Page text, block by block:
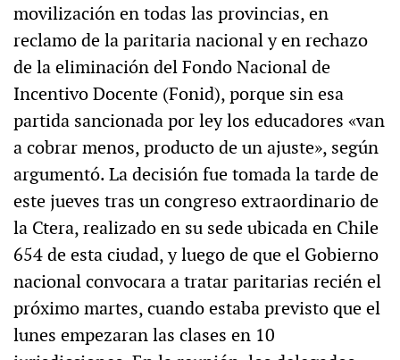
movilización en todas las provincias, en
reclamo de la paritaria nacional y en rechazo
de la eliminación del Fondo Nacional de
Incentivo Docente (Fonid), porque sin esa
partida sancionada por ley los educadores «van
a cobrar menos, producto de un ajuste», según
argumentó. La decisión fue tomada la tarde de
este jueves tras un congreso extraordinario de
la Ctera, realizado en su sede ubicada en Chile
654 de esta ciudad, y luego de que el Gobierno
nacional convocara a tratar paritarias recién el
próximo martes, cuando estaba previsto que el
lunes empezaran las clases en 10